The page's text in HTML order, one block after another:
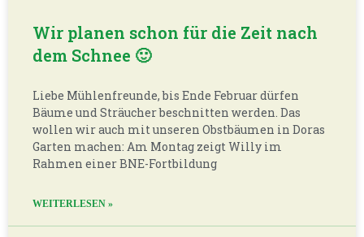
Wir planen schon für die Zeit nach
dem Schnee 🙂
Liebe Mühlenfreunde, bis Ende Februar dürfen
Bäume und Sträucher beschnitten werden. Das
wollen wir auch mit unseren Obstbäumen in Doras
Garten machen: Am Montag zeigt Willy im
Rahmen einer BNE-Fortbildung
WEITERLESEN »